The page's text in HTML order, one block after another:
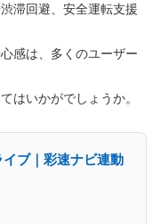
滞回避、安全運転支援
感は、多くのユーザー
はいかがでしょうか。
ブ｜彩速ナビ連動